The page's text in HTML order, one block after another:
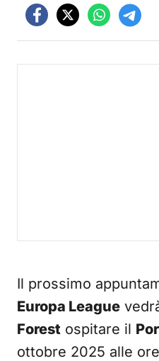
Il prossimo
Europa League
Forest ospitare il
ottobre 2025 alle